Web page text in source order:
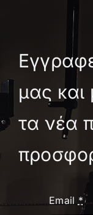
μας και
τα νέα
Email *